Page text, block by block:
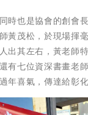
時也是協會的創會
黃茂松，於現場揮
出其左右，黃老師
有七位資深書畫老
年喜氣，傳達給彰